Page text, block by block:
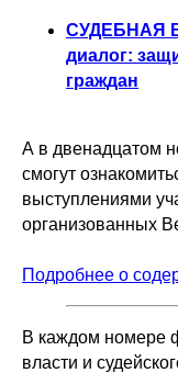
СУДЕБНАЯ
диалог:
граждан
А в двенадцатом
смогут
выступлениями
организованных
Подробнее о
В каждом номере
власти и